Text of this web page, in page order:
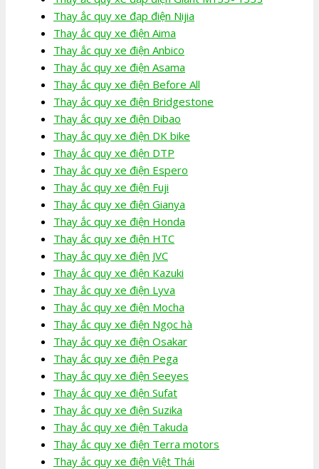
Thay ắc quy xe đạp điện Nijia
Thay ắc quy xe điện Aima
Thay ắc quy xe điện Anbico
Thay ắc quy xe điện Asama
Thay ắc quy xe điện Before All
Thay ắc quy xe điện Bridgestone
Thay ắc quy xe điện Dibao
Thay ắc quy xe điện DK bike
Thay ắc quy xe điện DTP
Thay ắc quy xe điện Espero
Thay ắc quy xe điện Fuji
Thay ắc quy xe điện Gianya
Thay ắc quy xe điện Honda
Thay ắc quy xe điện HTC
Thay ắc quy xe điện JVC
Thay ắc quy xe điện Kazuki
Thay ắc quy xe điện Lyva
Thay ắc quy xe điện Mocha
Thay ắc quy xe điện Ngọc hà
Thay ắc quy xe điện Osakar
Thay ắc quy xe điện Pega
Thay ắc quy xe điện Seeyes
Thay ắc quy xe điện Sufat
Thay ắc quy xe điện Suzika
Thay ắc quy xe điện Takuda
Thay ắc quy xe điện Terra motors
Thay ắc quy xe điện Việt Thái